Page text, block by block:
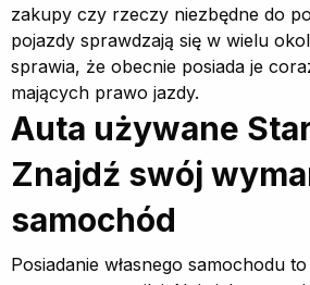
zakupy czy rzeczy niezbędne do
pojazdy sprawdzają się w wielu
sprawia, że obecnie posiada je
mających prawo jazdy.
Auta używane
Znajdź swój
samochód
Posiadanie własnego samochodu